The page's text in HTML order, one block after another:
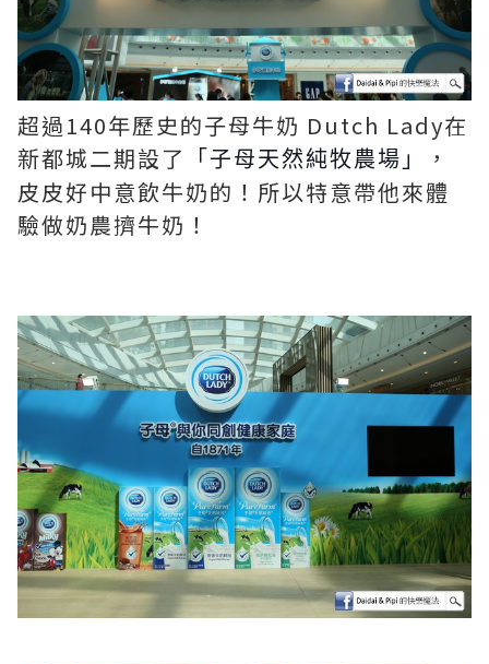
超過140年歷史的子母牛奶 Dutch Lady在
新都城二期設了
「子母天然純牧農場」
，
皮皮好中意飲牛奶的！所以特意帶他來體
驗做奶農擠牛奶！